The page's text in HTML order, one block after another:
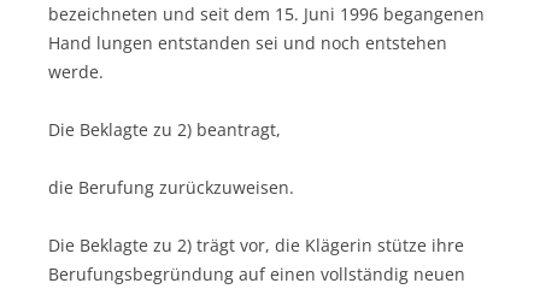
bezeichneten und seit dem 15. Juni 1996 begangenen
Hand lungen entstanden sei und noch entstehen
werde.
Die Beklagte zu 2) beantragt,
die Berufung zurückzuweisen.
Die Beklagte zu 2) trägt vor, die Klägerin stütze ihre
Berufungsbegründung auf einen vollständig neuen